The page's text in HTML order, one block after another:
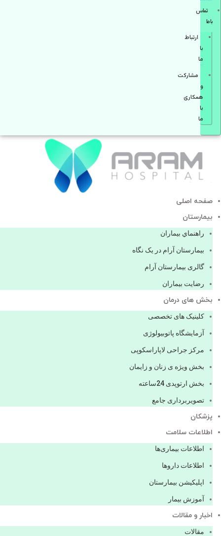
تماس
با ما
ارتباط
با
ما
مشاركت
و
همكاری
با
ما
صفحه اصلی
بيمارستان
راهنماي بیماران
بیمارستان آرام در یک نگاه
گالری بیمارستان آرام
رضایت بیماران
بخش های درمان
کلینیک های تخصصی
آزمایشگاه پاتوبیولوژی
مرکز جراحی لاپاراسکوپی
بخش ویژه ی زنان و زایمان
بخش ارتوپدی 24ساعته
تصویربرداری جامع
پزشكان
اطلاعات سلامت
اطلاعات بیماری‌ها
اطلاعات دارو‌ها
اپليكيشن بيمارستان
آموزش بیمار
اخبار و مقالات
مقالات